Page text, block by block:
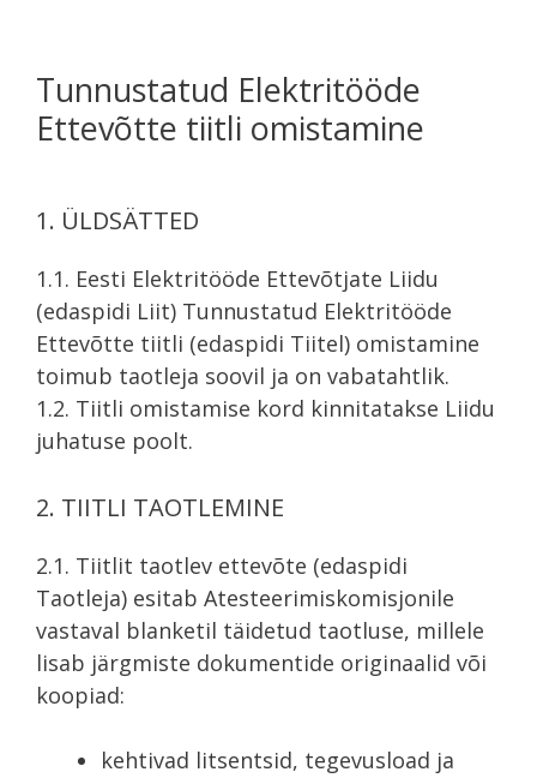
Tunnustatud Elektritööde
Ettevõtte tiitli omistamine
1. ÜLDSÄTTED
1.1. Eesti Elektritööde Ettevõtjate Liidu
(edaspidi Liit) Tunnustatud Elektritööde
Ettevõtte tiitli (edaspidi Tiitel) omistamine
toimub taotleja soovil ja on vabatahtlik.
1.2. Tiitli omistamise kord kinnitatakse Liidu
juhatuse poolt.
2. TIITLI TAOTLEMINE
2.1. Tiitlit taotlev ettevõte (edaspidi
Taotleja) esitab Atesteerimiskomisjonile
vastaval blanketil täidetud taotluse, millele
lisab järgmiste dokumentide originaalid või
koopiad:
kehtivad litsentsid, tegevusload ja